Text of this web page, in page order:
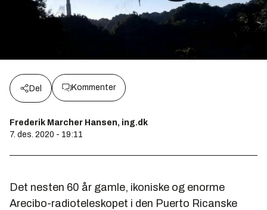
Del Kommenter
Frederik Marcher Hansen, ing.dk
7. des. 2020 - 19:11
Det nesten 60 år gamle, ikoniske og enorme
Arecibo-radioteleskopet i den Puerto Ricanske